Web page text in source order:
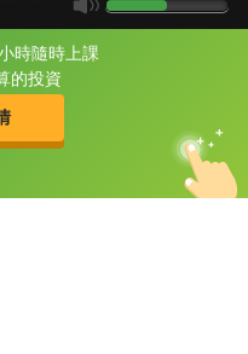
時隨時上課
的投資